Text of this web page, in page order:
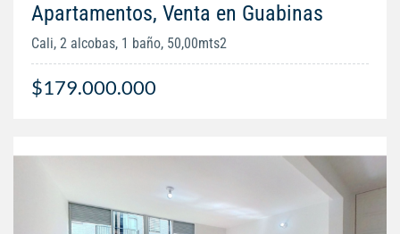
Apartamentos, Venta en Guabinas
Cali, 2 alcobas, 1 baño, 50,00mts2
$179.000.000